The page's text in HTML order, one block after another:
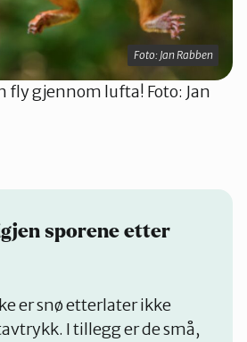
Foto: Jan Rabben
fly gjennom lufta! Foto: Jan
sporene etter
er snø etterlater ikke
I tillegg er de små,